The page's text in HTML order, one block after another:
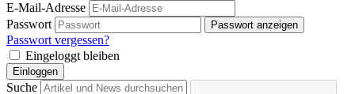
E-Mail-Adresse
Passwort
Passwort anzeigen
Passwort vergessen?
Eingeloggt bleiben
Einloggen
Suche